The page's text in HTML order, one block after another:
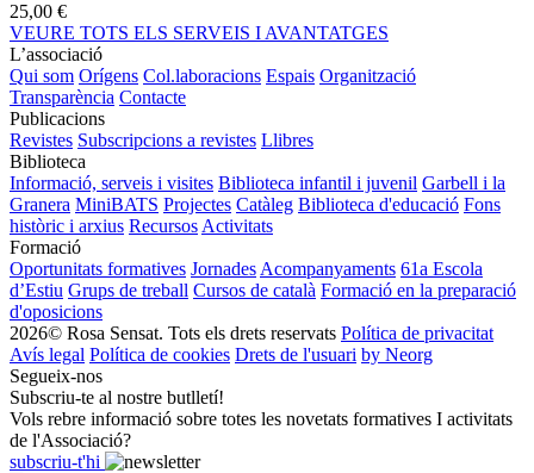
25,00 €
VEURE TOTS ELS SERVEIS I AVANTATGES
L’associació
Qui som Orígens Col.laboracions Espais Organització
Transparència Contacte
Publicacions
Revistes Subscripcions a revistes Llibres
Biblioteca
Informació, serveis i visites Biblioteca infantil i juvenil Garbell i la
Granera MiniBATS Projectes Catàleg Biblioteca d'educació Fons
històric i arxius Recursos Activitats
Formació
Oportunitats formatives Jornades Acompanyaments 61a Escola
d’Estiu Grups de treball Cursos de català Formació en la preparació
d'oposicions
2026© Rosa Sensat. Tots els drets reservats Política de privacitat
Avís legal Política de cookies Drets de l'usuari by Neorg
Segueix-nos
Subscriu-te al nostre butlletí!
Vols rebre informació sobre totes les novetats formatives I activitats
de l'Associació?
subscriu-t'hi